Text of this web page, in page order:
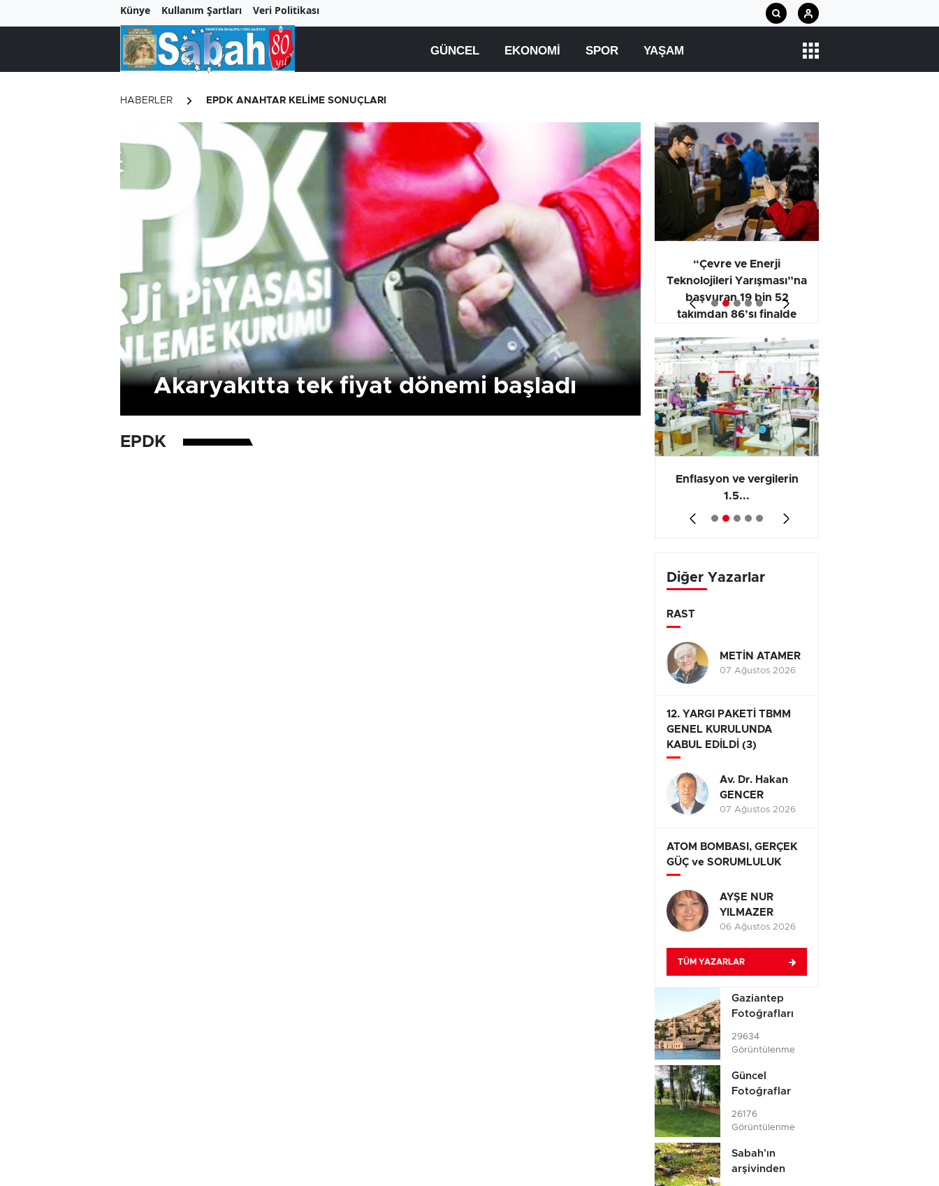
Künye Kullanım Şartları Veri Politikası
GÜNCEL EKONOMI SPOR YAŞAM
HABERLER EPDK ANAHTAR KELİME SONUÇLARI
Akaryakıtta tek fiyat dönemi başladı
EPDK
Beyaz ete büyük zam
geliyor
Yüksek elektrik faturaları
çiftçiyi üretimden
uzaklaştırıyor
“Çevre ve Enerji
Teknolojileri Yarışması”na
başvuran 19 bin 52
takımdan 86’sı finalde
Enflasyon ve vergilerin
1.5...
Diğer Yazarlar
RAST
METİN ATAMER
07 Ağustos 2026
12. YARGI PAKETİ TBMM
GENEL KURULUNDA
KABUL EDİLDİ (3)
Av. Dr. Hakan
GENCER
07 Ağustos 2026
ATOM BOMBASI, GERÇEK
GÜÇ ve SORUMLULUK
AYŞE NUR
YILMAZER
06 Ağustos 2026
TÜM YAZARLAR
Gaziantep
Fotoğrafları
29634
Görüntülenme
Güncel
Fotoğraflar
26176
Görüntülenme
Sabah'ın
arşivinden